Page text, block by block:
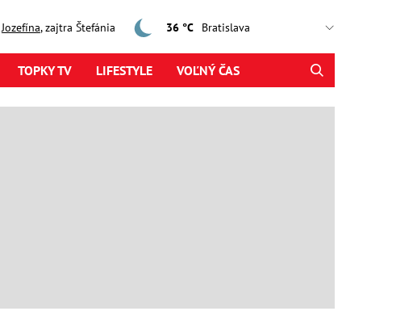
Jozefína, zajtra Štefánia 36 °C
TOPKY TV LIFESTYLE VOĽNÝ ČAS